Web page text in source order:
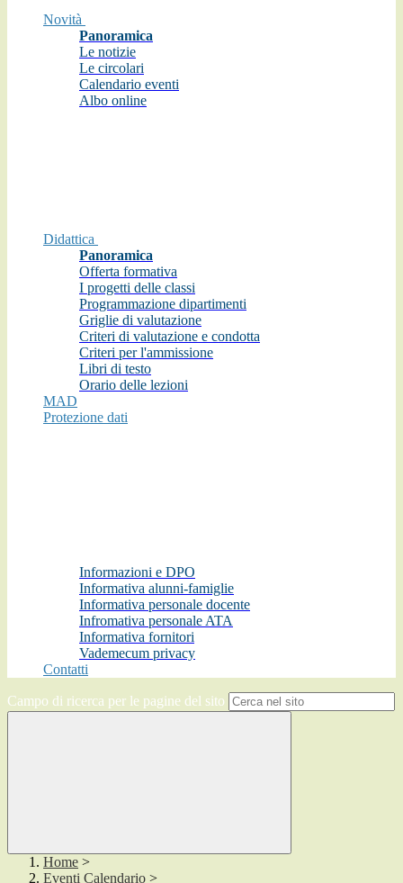
Novità
Panoramica
Le notizie
Le circolari
Calendario eventi
Albo online
Didattica
Panoramica
Offerta formativa
I progetti delle classi
Programmazione dipartimenti
Griglie di valutazione
Criteri di valutazione e condotta
Criteri per l'ammissione
Libri di testo
Orario delle lezioni
MAD
Protezione dati
Informazioni e DPO
Informativa alunni-famiglie
Informativa personale docente
Infromativa personale ATA
Informativa fornitori
Vademecum privacy
Contatti
Campo di ricerca per le pagine del sito
Home >
Eventi Calendario >